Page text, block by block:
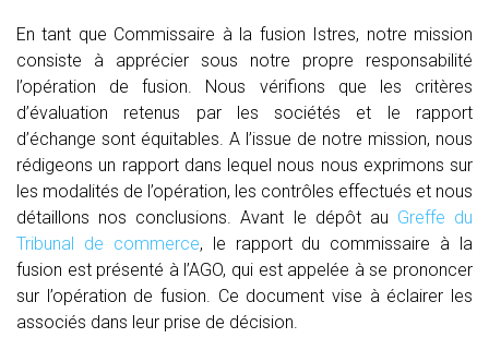
En tant que Commissaire à la fusion Istres, notre mission
consiste à apprécier sous notre propre responsabilité
l’opération de fusion. Nous vérifions que les critères
d’évaluation retenus par les sociétés et le rapport
d’échange sont équitables. A l’issue de notre mission, nous
rédigeons un rapport dans lequel nous nous exprimons sur
les modalités de l’opération, les contrôles effectués et nous
détaillons nos conclusions. Avant le dépôt au Greffe du
Tribunal de commerce, le rapport du commissaire à la
fusion est présenté à l’AGO, qui est appelée à se prononcer
sur l’opération de fusion. Ce document vise à éclairer les
associés dans leur prise de décision.